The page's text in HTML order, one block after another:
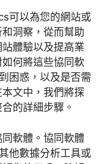
可以為您的網站或
洞察，從而幫助
體驗以及提高業
何將這些協同軟
困惑，以及是否需
文中，我們將探
的詳細步驟。
軟體。協同軟體
他數據分析工具或